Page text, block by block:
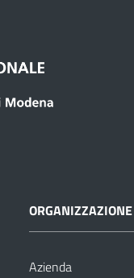
ORGANIZZAZIONE
Azienda